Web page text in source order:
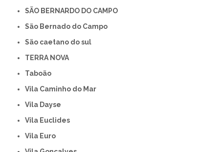
SÃO BERNARDO DO CAMPO
São Bernado do Campo
São caetano do sul
TERRA NOVA
Taboão
Vila Caminho do Mar
Vila Dayse
Vila Euclides
Vila Euro